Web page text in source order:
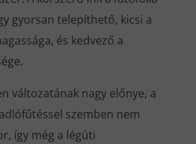
gyorsan telepíthető, kicsi a
és kedvező a
változatának nagy előnye, a
szemben nem
így még a légúti